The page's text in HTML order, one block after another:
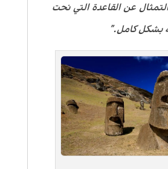
عن القاعدة التي نحت
بشكل كامل.”